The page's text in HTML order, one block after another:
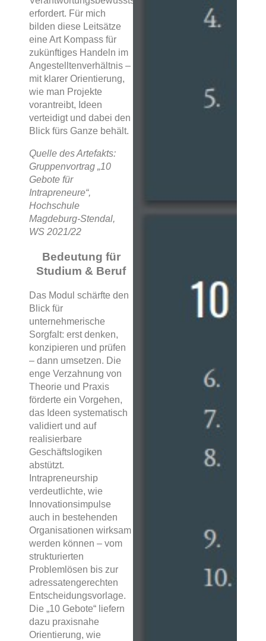
erfordert. Für mich
bilden diese Leitsätze
eine Art Kompass für
zukünftiges Handeln im
Angestelltenverhältnis –
mit klarer Orientierung,
wie man Projekte
vorantreibt, Ideen
verteidigt und dabei den
Blick fürs Ganze behält.
Quelle des Artefakts:
Gruppenvortrag „10
Gebote für
Intrapreneure“,
Hochschule
Magdeburg-Stendal,
WS 2021/22
Bedeutung für
Studium & Beruf
Das Modul schärfte den
Blick für
unternehmerische
Sorgfalt: erst denken,
konzipieren und prüfen
– dann umsetzen. Die
enge Verzahnung von
Theorie und Praxis
förderte ein Vorgehen,
das Ideen systematisch
validiert und auf
realisierbare
Geschäftslogiken
abstützt.
Intrapreneurship
verdeutlichte, wie
Innovationsimpulse
auch in bestehenden
Organisationen wirksam
werden können – vom
strukturierten
Problemlösen bis zur
adressatengerechten
Entscheidungsvorlage.
Die „10 Gebote“ liefern
dazu praxisnahe
Orientierung, wie